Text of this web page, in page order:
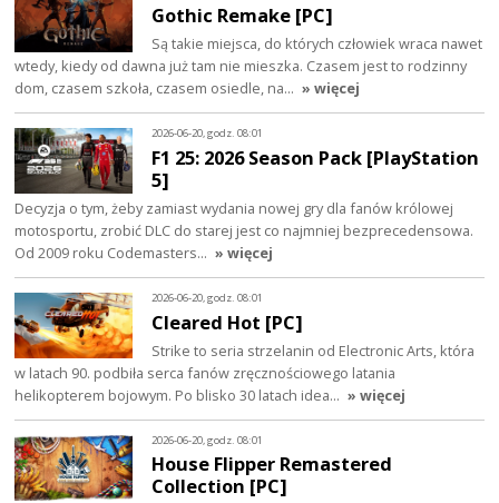
Gothic Remake [PC]
Są takie miejsca, do których człowiek wraca nawet
wtedy, kiedy od dawna już tam nie mieszka. Czasem jest to rodzinny
dom, czasem szkoła, czasem osiedle, na… » więcej
2026-06-20, godz. 08:01
F1 25: 2026 Season Pack [PlayStation
5]
Decyzja o tym, żeby zamiast wydania nowej gry dla fanów królowej
motosportu, zrobić DLC do starej jest co najmniej bezprecedensowa.
Od 2009 roku Codemasters… » więcej
2026-06-20, godz. 08:01
Cleared Hot [PC]
Strike to seria strzelanin od Electronic Arts, która
w latach 90. podbiła serca fanów zręcznościowego latania
helikopterem bojowym. Po blisko 30 latach idea… » więcej
2026-06-20, godz. 08:01
House Flipper Remastered
Collection [PC]